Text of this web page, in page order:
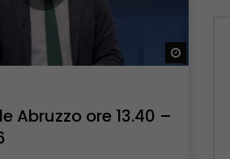
Abruzzo ore 13.40 –